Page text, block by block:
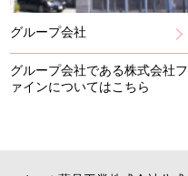
グループ会社
グループ会社である株式会社フ
ァインについてはこちら